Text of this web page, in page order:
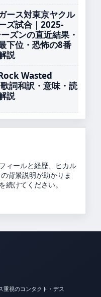
ース対東京ヤクル
ズ試合｜2025-
ズンの直近結果・
下位・恐怖の8番
説
Wasted
詞和訳・意味・読
説
手や引退理由、世界選
年五輪銀メダル、綺麗
説【最新情報】 の報道
追いやすいです。
視のコンタクト・デス